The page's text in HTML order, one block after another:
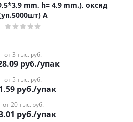
mm, h= 4,9 mm.), оксид
A
от 3 тыс. руб.
руб./упак
от 5 тыс. руб.
руб./упак
от 20 тыс. руб.
руб./упак